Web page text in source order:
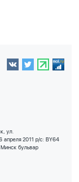
ул.
апреля 2011 р/с: BY64
бульвар